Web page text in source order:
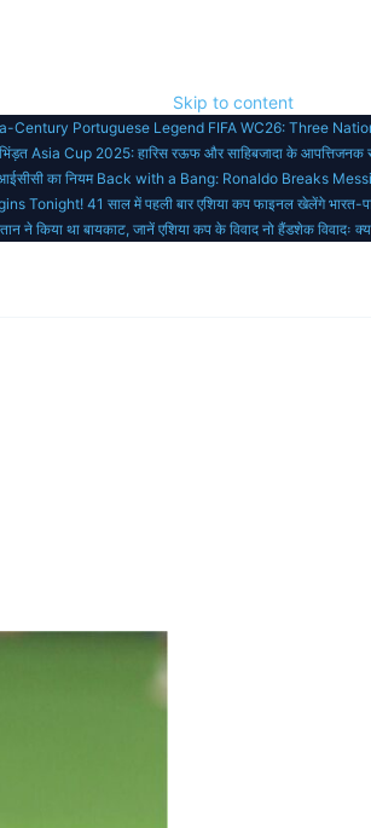
Skip to content
Century Portuguese Legend FIFA WC26: Three
Asia Cup 2025: हारिस रऊफ और साहिबजादा के आपत्तिजनक
का नियम Back with a Bang: Ronaldo Breaks
Tonight!41 साल में पहली बार एशिया कप फाइनल खेलेंगे भारत-
ने किया था बायकाट, जानें एशिया कप के विवाद नो हैंडशेक विवादः